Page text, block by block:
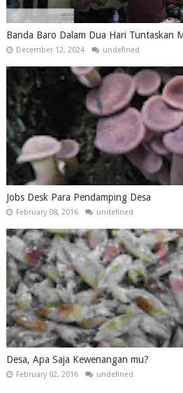
Banda Baro Dalam Dua Hari Tuntaskan
December 12, 2024 undefined
Jobs Desk Para Pendamping Desa
February 08, 2016 undefined
Desa, Apa Saja Kewenangan mu?
February 02, 2016 undefined